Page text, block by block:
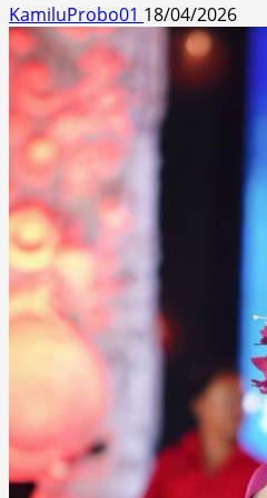
KamiluProbo01 18/04/2026